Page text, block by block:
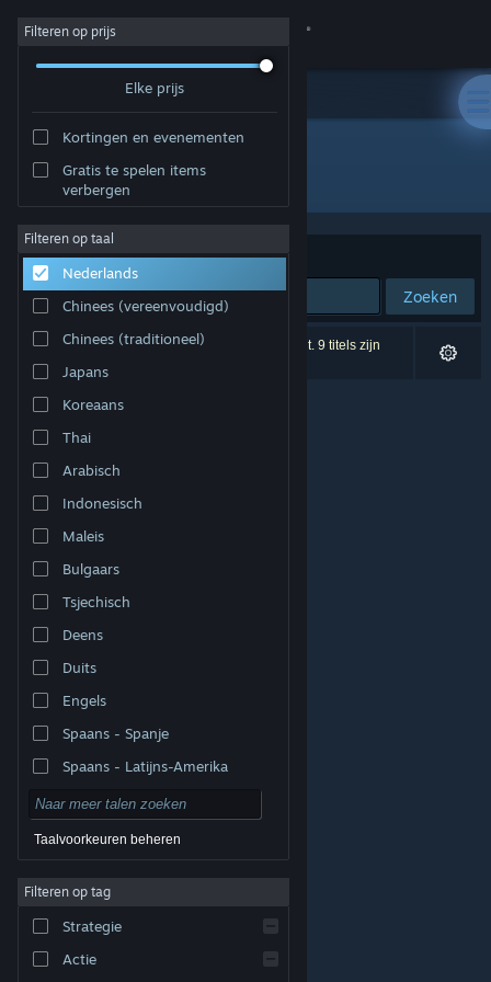
Inloggen
Community
Over
Ondersteuning
Taal wijzigen
Download de mobiele Steam-app
Desktopwebsite weergeven
© Valve Corporation. Alle rechten voorbehouden. Alle
handelsmerken zijn eigendom van hun respectieve
Privacybeleid|Juridische informatie
Toegankelijkheid
|
Terugbetalingen
Filteren op prijs
Elke prijs
Kortingen en evenementen
Gratis te spelen items
verbergen
Filteren op taal
Nederlands
Chinees (vereenvoudigd)
Chinees (traditioneel)
Japans
Koreaans
Thai
Arabisch
Indonesisch
Maleis
Bulgaars
Tsjechisch
Deens
Duits
Engels
Spaans - Spanje
Spaans - Latijns-Amerika
Taalvoorkeuren beheren
Filteren op tag
Strategie
Actie
Ontwikkelaar: Google Inc.
Sorteren op Relevantie
Zoeken
0 resultaten komen overeen met je zoekopdracht. 9 titels zijn
uitgesloten op basis van je voorkeuren.